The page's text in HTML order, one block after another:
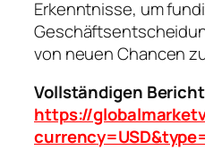
Erkenntnisse, um
von neuen Chancen
Vollständigen
https://